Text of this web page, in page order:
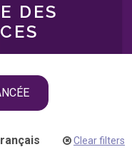
DES
Clear filters